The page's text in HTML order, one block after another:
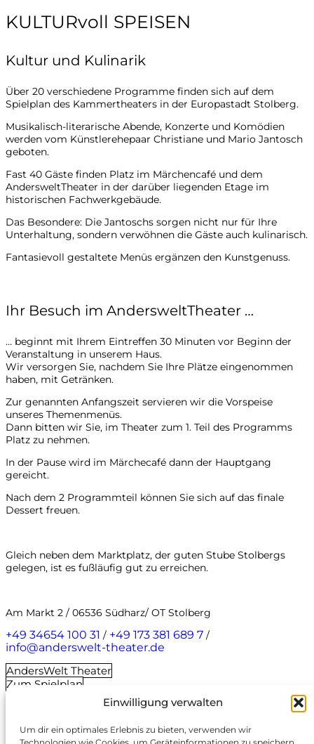
Einwilligung verwalten
Um dir ein optimales Erlebnis zu bieten, verwenden wir
KULTURvoll SPEISEN
Kultur und Kulinarik
Über 20 verschiedene Programme finden sich auf dem
Spielplan des Kammertheaters in der Europastadt Stolberg.
Musikalisch-literarische Abende, Konzerte und Komödien
werden vom Künstlerehepaar Christiane und Mario Jantosch
geboten.
Fast 40 Gäste finden Platz im Märchencafé und dem
AndersweltTheater in der darüber liegenden Etage im
historischen Fachwerkgebäude.
Das Besondere: Die Jantoschs sorgen nicht nur für Ihre
Unterhaltung, sondern verwöhnen die Gäste auch kulinarisch.
Fantasievoll gestaltete Menüs ergänzen den Kunstgenuss.
Ihr Besuch im AndersweltTheater …
… beginnt mit Ihrem Eintreffen 30 Minuten vor Beginn der
Veranstaltung in unserem Haus.
Wir versorgen Sie, nachdem Sie Ihre Plätze eingenommen
haben, mit Getränken.
Zur genannten Anfangszeit servieren wir die Vorspeise
unseres Themenmenüs.
Dann bitten wir Sie, im Theater zum 1. Teil des Programms
Platz zu nehmen.
In der Pause wird im Märchecafé dann der Hauptgang
gereicht.
Nach dem 2 Programmteil können Sie sich auf das finale
Dessert freuen.
Gleich neben dem Marktplatz, der guten Stube Stolbergs
gelegen, ist es fußläufig gut zu erreichen.
Am Markt 2 / 06536 Südharz/ OT Stolberg
+49 34654 100 31 / +49 173 381 689 7 /
info@anderswelt-theater.de
AndersWelt Theater
Zum Spielplan